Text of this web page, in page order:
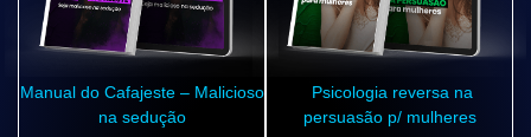
Manual do Cafajeste – Malicioso
na sedução
Psicologia reversa na
persuasão p/ mulheres